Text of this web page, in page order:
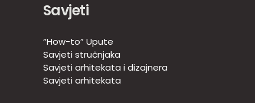
Savjeti
“How-to” Upute
Savjeti stručnjaka
Savjeti arhitekata i dizajnera
Savjeti arhitekata